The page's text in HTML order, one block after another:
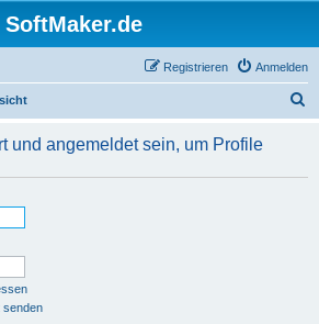
SoftMaker.de
Anmelden
Registrieren
h
und angemeldet sein, um Profile
senden